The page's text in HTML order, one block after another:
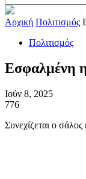
Αρχική Πολιτισμός
Πολιτισμός
Εσφαλμένη
Ιούν 8, 2025
776
Συνεχίζεται ο